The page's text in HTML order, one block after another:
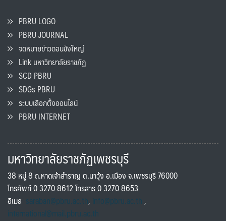
PBRU LOGO
PBRU JOURNAL
จดหมายข่าวดอนขังใหญ่
Link มหาวิทยาลัยราชภัฏ
SCD PBRU
SDGs PBRU
ระบบเลือกตั้งออนไลน์
PBRU INTERNET
มหาวิทยาลัยราชภัฏเพชรบุรี
38 หมู่ 8 ถ.หาดเจ้าสำราญ ต.นาวุ้ง อ.เมือง จ.เพชรบุรี 76000
โทรศัพท์ 0 3270 8612 โทรสาร 0 3270 8653
อีเมล saraban@pbru.ac.th, info@pbru.ac.th,
international@mail.pbru.ac.th